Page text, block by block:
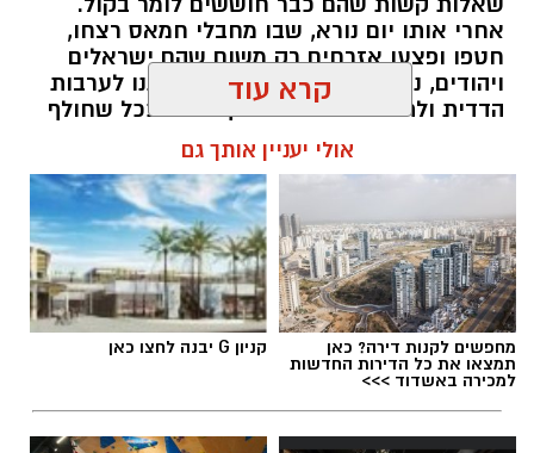
אחרי אותו יום נורא, שבו מחבלי חמאס רצחו,
חטפו ופצעו אזרחים רק משום שהם ישראלים
ויהודים, נדמה היה שהאסון יחזיר אותנו לערבות
הדדית ולתחושת גורל משותף. אבל ככל שחולף
הזמן, הוויכוחים סביב השוויון בנטל, הפטור מגיוס,
תקציבי הישיבות, נטל המס, קמפיינים ייעודיים
למגזרים מסוימים והמחאות נגד גיוס בני ישיבות
רק הולכים ומעמיקים. בזמן שהלוחמים
והמילואימניקים ממשיכים לשלם מחיר כבד כדי
להגן על כולנו, רבים שואלים האם האחריות
הלאומית מתחלקת באמת באופן שוויוני. זו אינה
קריאה נגד ציבור כזה או אחר, אלא קריאה
לעצור ולשאול האם מדינת ישראל עדיין מצליחה
לשמור על תחושת השותפות שעליה הוקמה, או
קרא עוד
אולי יעניין אותך גם
מחפשים לקנות דירה? כאן
תמצאו את כל הדירות החדשות
למכירה באשדוד >>>
קניון G יבנה לחצו כאן